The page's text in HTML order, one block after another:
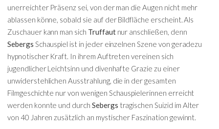
unerreichter Präsenz sei, von der man die Augen nicht mehr
ablassen könne, sobald sie auf der Bildfläche erscheint. Als
Zuschauer kann man sich Truffautnur anschließen, denn
Sebergs Schauspiel ist in jeder einzelnen Szene von geradezu
hypnotischer Kraft. In ihrem Auftreten vereinen sich
jugendlicher Leichtsinn und divenhafte Grazie zu einer
unwiderstehlichen Ausstrahlung, die in der gesamten
Filmgeschichte nur von wenigen Schauspielerinnen erreicht
werden konnte und durch Sebergs tragischen Suizid im Alter
von 40 Jahren zusätzlich an mystischer Faszination gewinnt.